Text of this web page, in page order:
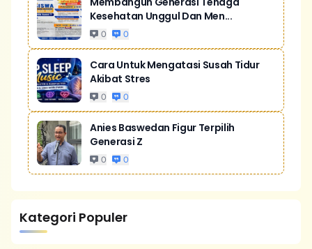
Kesehatan Unggul Dan Men...
0 0
Cara Untuk Mengatasi Susah Tidur
Akibat Stres
0 0
Anies Baswedan Figur Terpilih
Generasi Z
0 0
Kategori Populer